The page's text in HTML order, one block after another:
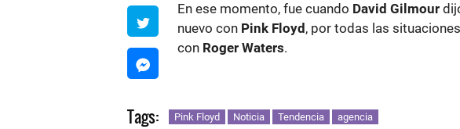
En ese momento, fue cuando David Gilmour
nuevo con Pink Floyd , por todas las
con Roger Waters.
Tags: Pink Floyd Noticia Tendencia agencia